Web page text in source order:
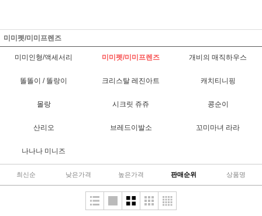
미미펫/미미프렌즈
미미인형/액세서리 미미펫/미미프렌즈 개비의 매직하우스
똘똘이 / 똘랑이 크리스탈 레진아트 캐치티니핑
몰랑 시크릿 쥬쥬 콩순이
산리오 브레드이발소 꼬미마녀 라라
나나나 미니즈
최신순 낮은가격 높은가격 판매순위 상품명